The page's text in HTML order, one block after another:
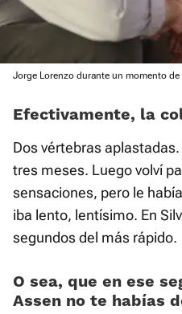
Jorge Lorenzo durante un momento de
Efectivamente, la
Dos vértebras
tres meses. Luego volví
sensaciones, pero le
iba lento, lentísimo. En
segundos del más rápido.
O sea, que en ese
Assen no te habías